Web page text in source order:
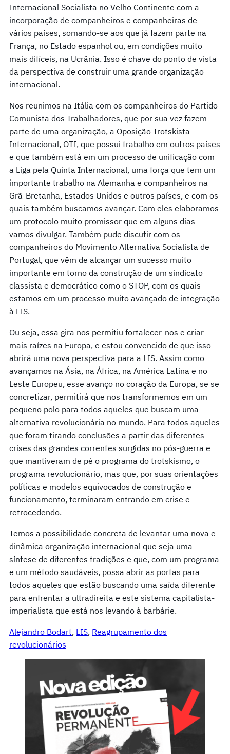
Internacional Socialista no Velho Continente com a
incorporação de companheiros e companheiras de
vários países, somando-se aos que já fazem parte na
França, no Estado espanhol ou, em condições muito
mais difíceis, na Ucrânia. Isso é chave do ponto de vista
da perspectiva de construir uma grande organização
internacional.
Nos reunimos na Itália com os companheiros do Partido
Comunista dos Trabalhadores, que por sua vez fazem
parte de uma organização, a Oposição Trotskista
Internacional, OTI, que possui trabalho em outros países
e que também está em um processo de unificação com
a Liga pela Quinta Internacional, uma força que tem um
importante trabalho na Alemanha e companheiros na
Grã-Bretanha, Estados Unidos e outros países, e com os
quais também buscamos avançar. Com eles elaboramos
um protocolo muito promissor que em alguns dias
vamos divulgar. Também pude discutir com os
companheiros do Movimento Alternativa Socialista de
Portugal, que vêm de alcançar um sucesso muito
importante em torno da construção de um sindicato
classista e democrático como o STOP, com os quais
estamos em um processo muito avançado de integração
à LIS.
Ou seja, essa gira nos permitiu fortalecer-nos e criar
mais raízes na Europa, e estou convencido de que isso
abrirá uma nova perspectiva para a LIS. Assim como
avançamos na Ásia, na África, na América Latina e no
Leste Europeu, esse avanço no coração da Europa, se se
concretizar, permitirá que nos transformemos em um
pequeno polo para todos aqueles que buscam uma
alternativa revolucionária no mundo. Para todos aqueles
que foram tirando conclusões a partir das diferentes
crises das grandes correntes surgidas no pós-guerra e
que mantiveram de pé o programa do trotskismo, o
programa revolucionário, mas que, por suas orientações
políticas e modelos equivocados de construção e
funcionamento, terminaram entrando em crise e
retrocedendo.
Temos a possibilidade concreta de levantar uma nova e
dinâmica organização internacional que seja uma
síntese de diferentes tradições e que, com um programa
e um método saudáveis, possa abrir as portas para
todos aqueles que estão buscando uma saída diferente
para enfrentar a ultradireita e este sistema capitalista-
imperialista que está nos levando à barbárie.
Alejandro Bodart, LIS, Reagrupamento dos
revolucionários